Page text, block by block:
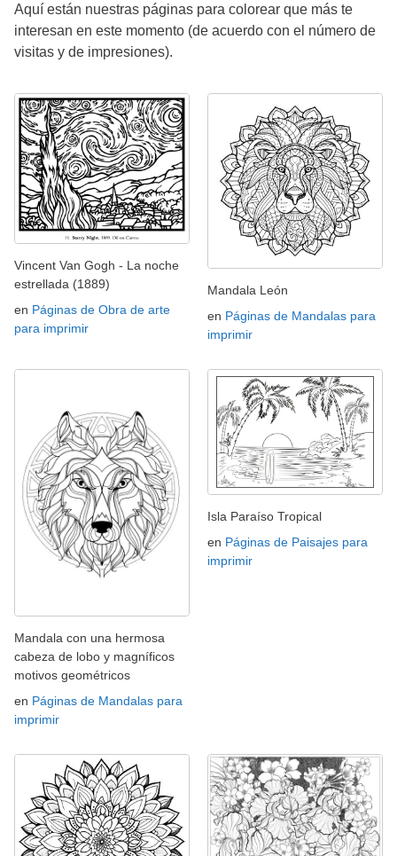
Aquí están nuestras páginas para colorear que más te
interesan en este momento (de acuerdo con el número de
visitas y de impresiones).
Vincent Van Gogh - La noche
estrellada (1889)
en Páginas de Obra de arte
para imprimir
Mandala León
en Páginas de Mandalas para
imprimir
Mandala con una hermosa
cabeza de lobo y magníficos
motivos geométricos
en Páginas de Mandalas para
imprimir
Isla Paraíso Tropical
en Páginas de Paisajes para
imprimir